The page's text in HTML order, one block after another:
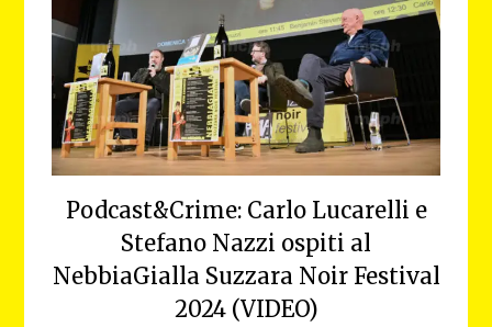
Podcast&Crime: Carlo Lucarelli e
Stefano Nazzi ospiti al
NebbiaGialla Suzzara Noir Festival
2024 (VIDEO)